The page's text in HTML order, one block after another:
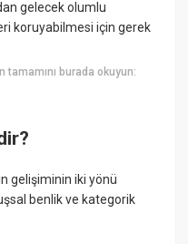
gelecek olumlu
koruyabilmesi için gerek
tamamını burada okuyun:
gelişiminin iki yönü
benlik ve kategorik